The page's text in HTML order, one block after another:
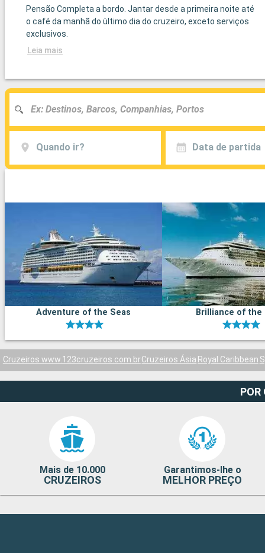
Pensão Completa a bordo. Jantar desde a primeira noite até
o café da manhã do ùltimo dia do cruzeiro, exceto serviços
exclusivos.
Leia mais
Quando ir? Data de partida
Adventure of the Seas Brilliance of the
Cruzeiros www.123cruzeiros.com.brCruzeiros Ásia Royal Caribbean
POR
Mais de 10.000
CRUZEIROS
Garantimos-lhe o
MELHOR PREÇO